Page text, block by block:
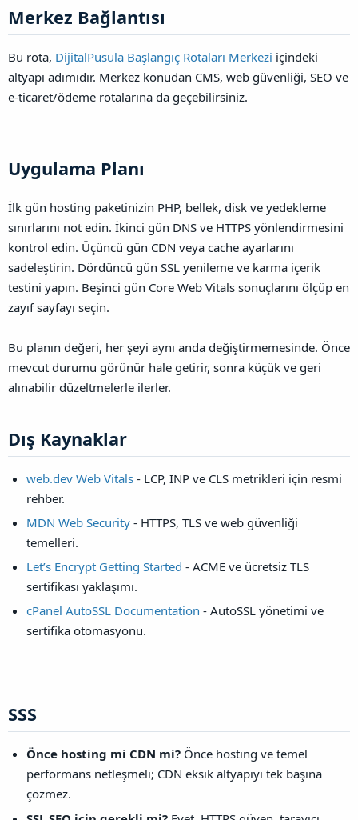
Merkez Bağlantısı​
Bu rota, DijitalPusula Başlangıç Rotaları Merkezi içindeki
altyapı adımıdır. Merkez konudan CMS, web güvenliği, SEO ve
e-ticaret/ödeme rotalarına da geçebilirsiniz.
Uygulama Planı​
İlk gün hosting paketinizin PHP, bellek, disk ve yedekleme
sınırlarını not edin. İkinci gün DNS ve HTTPS yönlendirmesini
kontrol edin. Üçüncü gün CDN veya cache ayarlarını
sadeleştirin. Dördüncü gün SSL yenileme ve karma içerik
testini yapın. Beşinci gün Core Web Vitals sonuçlarını ölçüp en
zayıf sayfayı seçin.
Bu planın değeri, her şeyi aynı anda değiştirmemesinde. Önce
mevcut durumu görünür hale getirir, sonra küçük ve geri
alınabilir düzeltmelerle ilerler.
Dış Kaynaklar​
web.dev Web Vitals - LCP, INP ve CLS metrikleri için resmi
rehber.
MDN Web Security - HTTPS, TLS ve web güvenliği
temelleri.
Let’s Encrypt Getting Started - ACME ve ücretsiz TLS
sertifikası yaklaşımı.
cPanel AutoSSL Documentation - AutoSSL yönetimi ve
sertifika otomasyonu.
SSS​
Önce hosting mi CDN mi? Önce hosting ve temel
performans netleşmeli; CDN eksik altyapıyı tek başına
çözmez.